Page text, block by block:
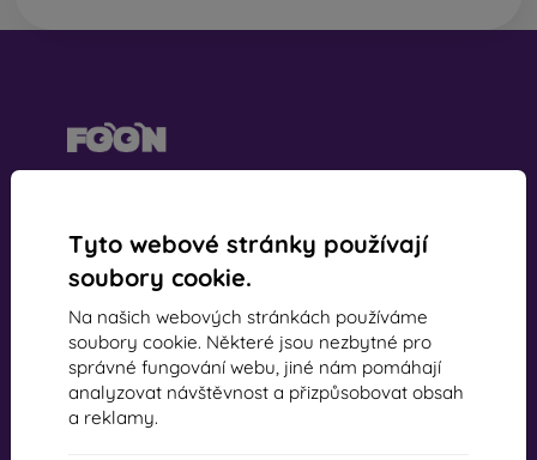
Tyto webové stránky používají
soubory cookie.
Na našich webových stránkách používáme
soubory cookie. Některé jsou nezbytné pro
správné fungování webu, jiné nám pomáhají
analyzovat návštěvnost a přizpůsobovat obsah
a reklamy.
44547722
SK2022734318
Kontakt
info@mobilonline.sk
Napište nám